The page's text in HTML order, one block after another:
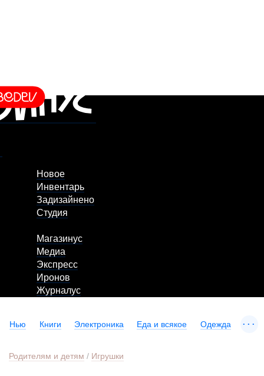
Новое
Инвентарь
Задизайнено
Студия
Магазинус
Медиа
Экспресс
Иронов
Журналус
Нью Книги Электроника Еда и всякое Одежда ...
Родителям и детям / Игрушки